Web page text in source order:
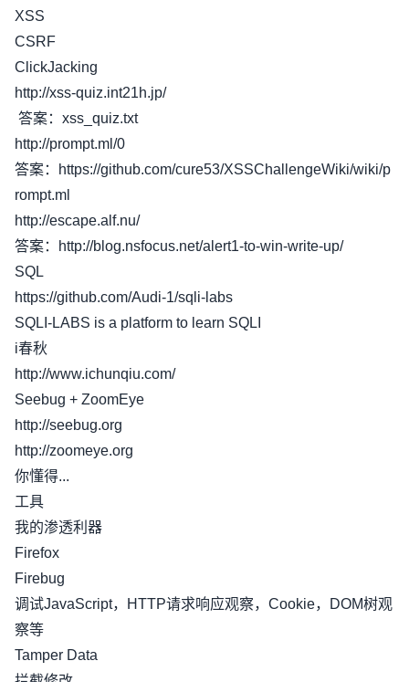
XSS
CSRF
ClickJacking
http://xss-quiz.int21h.jp/
答案：xss_quiz.txt
http://prompt.ml/0
答案：https://github.com/cure53/XSSChallengeWiki/wiki/p
rompt.ml
http://escape.alf.nu/
答案：http://blog.nsfocus.net/alert1-to-win-write-up/
SQL
https://github.com/Audi-1/sqli-labs
SQLI-LABS is a platform to learn SQLI
i春秋
http://www.ichunqiu.com/
Seebug + ZoomEye
http://seebug.org
http://zoomeye.org
你懂得...
工具
我的渗透利器
Firefox
Firebug
调试JavaScript，HTTP请求响应观察，Cookie，DOM树观
察等
Tamper Data